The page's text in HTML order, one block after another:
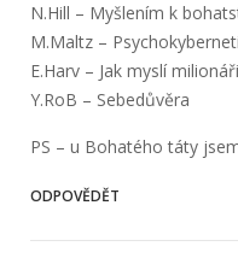
N.Hill – Myšlením k
M.Maltz –
E.Harv – Jak myslí milionáři
Y.RoB – Sebedůvěra
PS – u Bohatého táty
ODPOVĚDĚT